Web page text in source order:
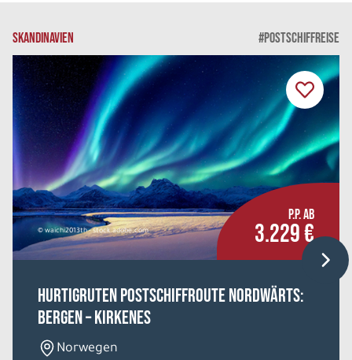
SKANDINAVIEN #POSTSCHIFFREISE
© waichi2013th - stock.adobe.com
P.P. AB
3.229 €
HURTIGRUTEN Postschiffroute nordwärts:
Bergen – Kirkenes
Norwegen